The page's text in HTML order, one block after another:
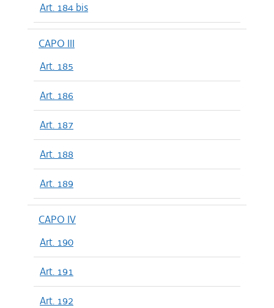
Art. 184 bis
CAPO III
Art. 185
Art. 186
Art. 187
Art. 188
Art. 189
CAPO IV
Art. 190
Art. 191
Art. 192